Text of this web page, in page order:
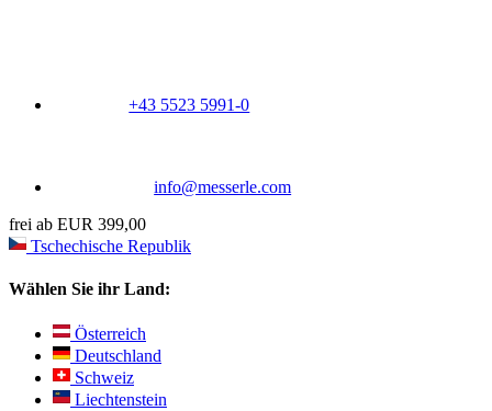
+43 5523 5991-0
info@messerle.com
frei ab EUR 399,00
Tschechische Republik
Wählen Sie ihr Land:
Österreich
Deutschland
Schweiz
Liechtenstein